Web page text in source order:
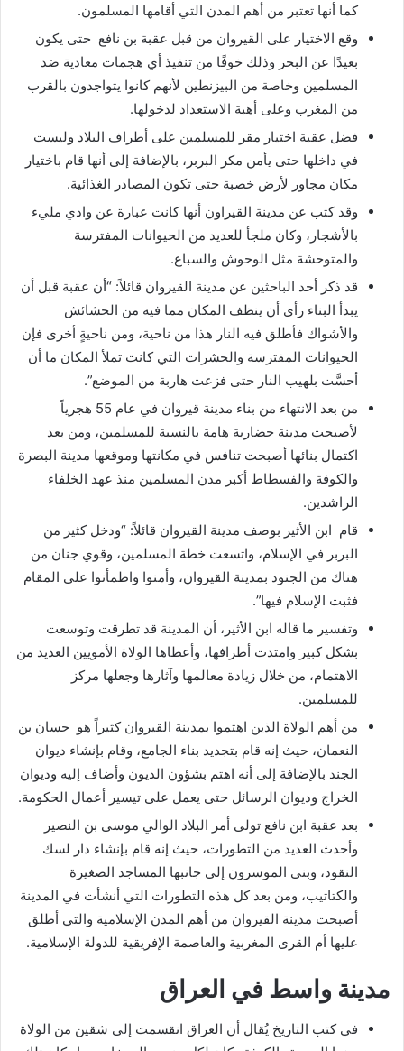
كما أنها تعتبر من أهم المدن التي أقامها المسلمون.
وقع الاختيار على القيروان من قبل عقبة بن نافع حتى يكون
بعيدًا عن البحر وذلك خوفًا من تنفيذ أي هجمات معادية ضد
المسلمين وخاصة من البيزنطين لأنهم كانوا يتواجدون بالقرب
من المغرب وعلى أهبة الاستعداد لدخولها.
فضل عقبة اختيار مقر للمسلمين على أطراف البلاد وليست
في داخلها حتى يأمن مكر البربر، بالإضافة إلى أنها قام باختيار
مكان مجاور لأرض خصبة حتى تكون المصادر الغذائية.
وقد كتب عن مدينة القيراون أنها كانت عبارة عن وادي مليء
بالأشجار، وكان ملجأ للعديد من الحيوانات المفترسة
والمتوحشة مثل الوحوش والسباع.
قد ذكر أحد الباحثين عن مدينة القيروان قائلاً: “أن عقبة قبل أن
يبدأ البناء رأى أن ينظف المكان مما فيه من الحشائش
والأشواك فأطلق فيه النار هذا من ناحية، ومن ناحيةٍ أخرى فإن
الحيوانات المفترسة والحشرات التي كانت تملأ المكان ما أن
أحسَّت بلهيب النار حتى فزعت هاربة من الموضع”.
من بعد الانتهاء من بناء مدينة قيروان في عام 55 هجرياً
لأصبحت مدينة حضارية هامة بالنسبة للمسلمين، ومن بعد
اكتمال بنائها أصبحت تنافس في مكانتها وموقعها مدينة البصرة
والكوفة والفسطاط أكبر مدن المسلمين منذ عهد الخلفاء
الراشدين.
قام ابن الأثير بوصف مدينة القيروان قائلاً: “ودخل كثير من
البربر في الإسلام، واتسعت خطة المسلمين، وقوي جنان من
هناك من الجنود بمدينة القيروان، وأمنوا واطمأنوا على المقام
فثبت الإسلام فيها”.
وتفسير ما قاله ابن الأثير، أن المدينة قد تطرقت وتوسعت
بشكل كبير وامتدت أطرافها، وأعطاها الولاة الأمويين العديد من
الاهتمام، من خلال زيادة معالمها وآثارها وجعلها مركز
للمسلمين.
من أهم الولاة الذين اهتموا بمدينة القيروان كثيراً هو حسان بن
النعمان، حيث إنه قام بتجديد بناء الجامع، وقام بإنشاء ديوان
الجند بالإضافة إلى أنه اهتم بشؤون الديون وأضاف إليه وديوان
الخراج وديوان الرسائل حتى يعمل على تيسير أعمال الحكومة.
بعد عقبة ابن نافع تولى أمر البلاد الوالي موسى بن النصير
وأحدث العديد من التطورات، حيث إنه قام بإنشاء دار لسك
النقود، وبنى الموسرون إلى جانبها المساجد الصغيرة
والكتاتيب، ومن بعد كل هذه التطورات التي أنشأت في المدينة
أصبحت مدينة القيروان من أهم المدن الإسلامية والتي أطلق
عليها أم القرى المغربية والعاصمة الإفريقية للدولة الإسلامية.
مدينة واسط في العراق
في كتب التاريخ يُقال أن العراق انقسمت إلى شقين من الولاة